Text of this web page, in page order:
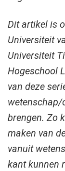
Dit artikel is
Universiteit
Universiteit
Hogeschool
van deze
brengen. Zo
maken van
vanuit
kant kunnen